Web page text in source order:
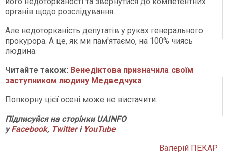
органів щодо розслідування.
Але недоторканість депутатів у руках генерального
прокурора. А це, як ми пам'ятаємо, на 100% чиясь
людина.
Читайте також: Венедіктова призначила своїм
заступником людину Медведчука
Попкорну цієї осені може не вистачити.
Підписуйся на сторінки UAINFO
уFacebook, Twitterі YouTube
Валерій ПЕКАР